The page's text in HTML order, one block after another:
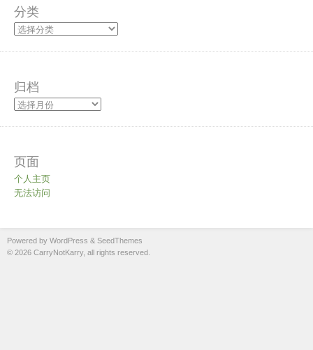
分类
归档
页面
个人主页
无法访问
Powered by WordPress & SeedThemes
© 2026 CarryNotKarry, all rights reserved.